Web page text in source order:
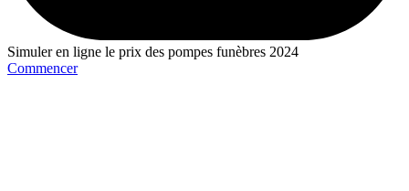
Simuler en ligne le prix des pompes funèbres 2024
Commencer